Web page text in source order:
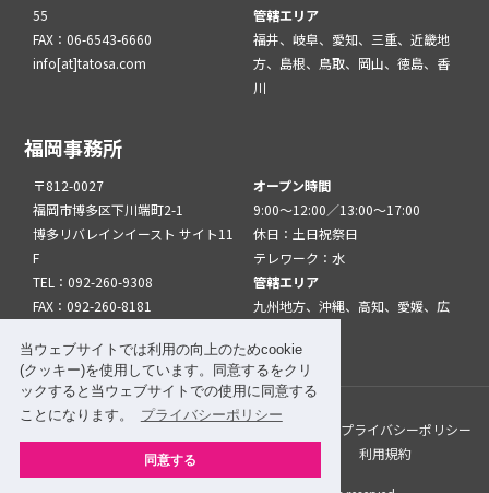
当ウェブサイトでは利用の向上のためcookie
(クッキー)を使用しています。同意するをクリ
ックすると当ウェブサイトでの使用に同意する
ことになります。
プライバシーポリシー
同意する
55
FAX：06-6543-6660
info[at]tatosa.com
管轄エリア
福井、岐阜、愛知、三重、近畿地
方、島根、鳥取、岡山、徳島、香
川
福岡事務所
〒812-0027
福岡市博多区下川端町2-1
博多リバレインイースト サイト11
F
TEL：092-260-9308
FAX：092-260-8181
オープン時間
9:00～12:00／13:00～17:00
休日：土日祝祭日
テレワーク：水
管轄エリア
九州地方、沖縄、高知、愛媛、広
このサイトについて
プライバシーポリシー
サイトマップ
関係機関・団体について 利用規約